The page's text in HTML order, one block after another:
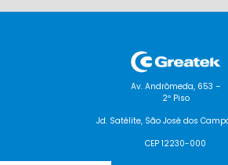
Av. Andrômeda, 653 –
2º Piso
Jd. Satélite, São José dos
CEP 12230-000